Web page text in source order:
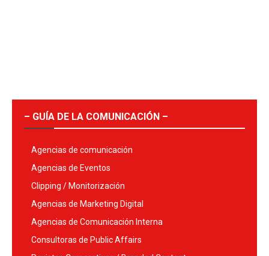
– GUÍA DE LA COMUNICACIÓN –
Agencias de comunicación
Agencias de Eventos
Clipping / Monitorización
Agencias de Marketing Digital
Agencias de Comunicación Interna
Consultoras de Public Affairs